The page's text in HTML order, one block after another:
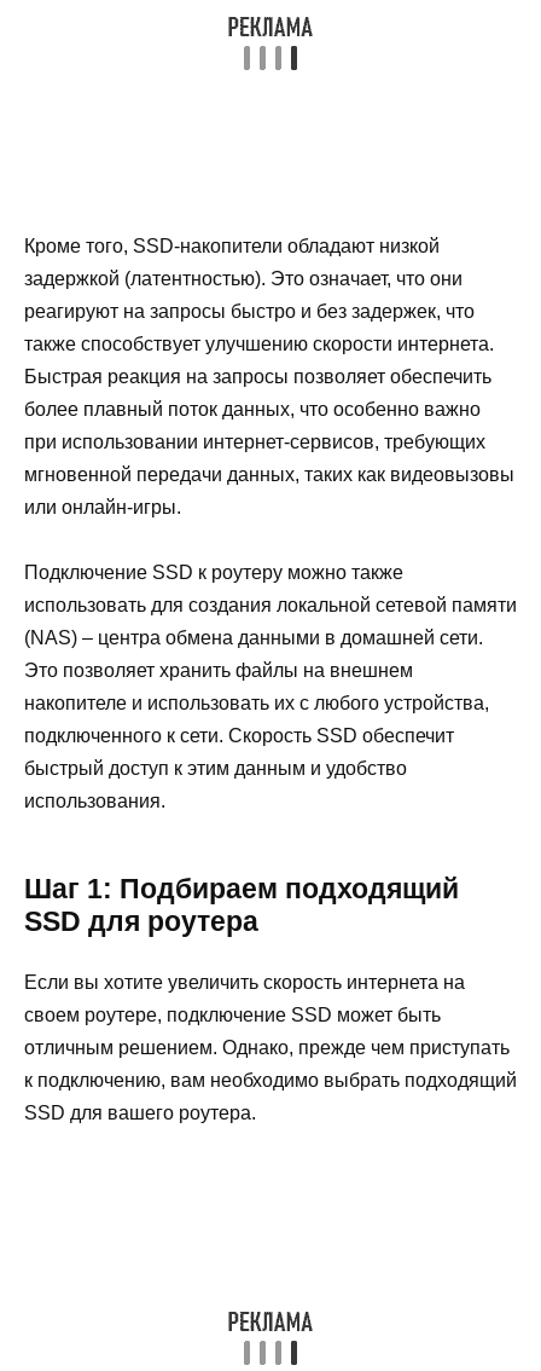
Кроме того, SSD-накопители обладают низкой
задержкой (латентностью). Это означает, что они
реагируют на запросы быстро и без задержек, что
также способствует улучшению скорости интернета.
Быстрая реакция на запросы позволяет обеспечить
более плавный поток данных, что особенно важно
при использовании интернет-сервисов, требующих
мгновенной передачи данных, таких как видеовызовы
или онлайн-игры.
Подключение SSD к роутеру можно также
использовать для создания локальной сетевой памяти
(NAS) – центра обмена данными в домашней сети.
Это позволяет хранить файлы на внешнем
накопителе и использовать их с любого устройства,
подключенного к сети. Скорость SSD обеспечит
быстрый доступ к этим данным и удобство
использования.
Шаг 1: Подбираем подходящий
SSD для роутера
Если вы хотите увеличить скорость интернета на
своем роутере, подключение SSD может быть
отличным решением. Однако, прежде чем приступать
к подключению, вам необходимо выбрать подходящий
SSD для вашего роутера.